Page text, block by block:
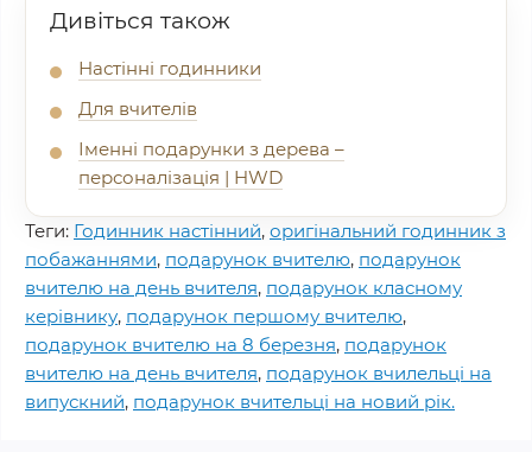
Дивіться також
Настінні годинники
Для вчителів
Іменні подарунки з дерева –
персоналізація | HWD
Теги: Годинник настінний, оригінальний годинник з
побажаннями, подарунок вчителю, подарунок
вчителю на день вчителя, подарунок класному
керівнику, подарунок першому вчителю,
подарунок вчителю на 8 березня, подарунок
вчителю на день вчителя, подарунок вчилельці на
випускний, подарунок вчительці на новий рік.